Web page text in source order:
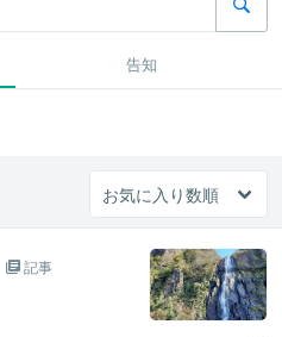
告知
記事